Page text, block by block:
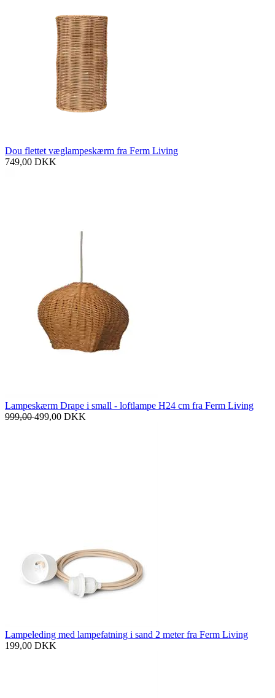
Dou flettet væglampeskærm fra Ferm Living
749,00 DKK
Lampeskærm Drape i small - loftlampe H24 cm fra Ferm Living
999,00499,00 DKK
Lampeleding med lampefatning i sand 2 meter fra Ferm Living
199,00 DKK